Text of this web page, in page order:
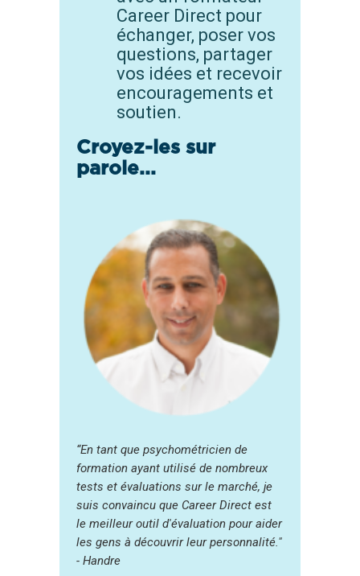
Career Direct pour
échanger, poser vos
questions, partager
vos idées et recevoir
encouragements et
soutien.
Croyez-les sur
parole...
“En tant que psychométricien de
formation ayant utilisé de nombreux
tests et évaluations sur le marché, je
suis convaincu que Career Direct est
le meilleur outil d'évaluation pour aider
les gens à découvrir leur personnalité."
- Handre